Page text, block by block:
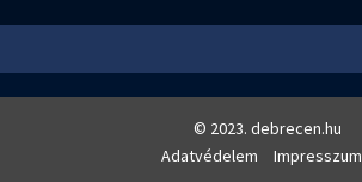
© 2023. debrecen.hu
Adatvédelem
Impresszum